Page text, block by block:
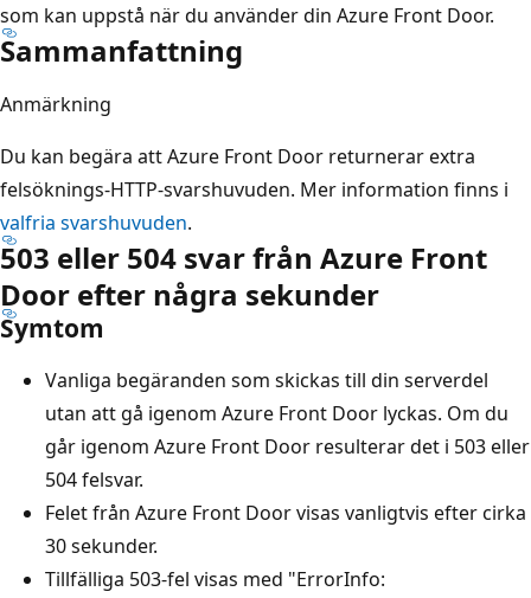
som kan uppstå när du använder din Azure Front Door.
Sammanfattning
Anmärkning
Du kan begära att Azure Front Door returnerar extra
felsöknings-HTTP-svarshuvuden. Mer information finns i
valfria svarshuvuden.
503 eller 504 svar från Azure Front
Door efter några sekunder
Symtom
Vanliga begäranden som skickas till din serverdel
utan att gå igenom Azure Front Door lyckas. Om du
går igenom Azure Front Door resulterar det i 503 eller
504 felsvar.
Felet från Azure Front Door visas vanligtvis efter cirka
30 sekunder.
Tillfälliga 503-fel visas med "ErrorInfo: